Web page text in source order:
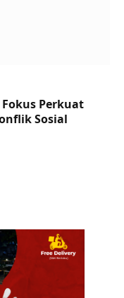
Fokus Perkuat
Sosial